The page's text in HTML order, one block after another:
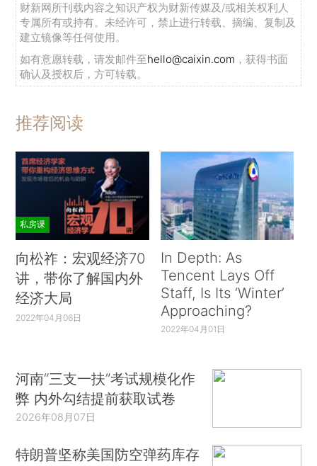
财新网所刊载内容之知识产权为财新传媒及/或相关权利人
专属所有或持有。未经许可，禁止进行转载、摘编、复制及
建立镜像等任何使用。
如有意愿转载，请发邮件至hello@caixin.com ，获得书面
确认及授权后，方可转载。
推荐阅读
私房课
向松祚：宏观经济70
讲，带你了解国内外
经济大局
2022年04月06日
In Depth: As
Tencent Lays Off
Staff, Is Its ‘Winter’
Approaching?
2022年04月01日
河南“三支一扶”考试规模化作
弊 内外勾结提前获取试卷
2026年08月07日
特朗普坚称美国防空弹药库存